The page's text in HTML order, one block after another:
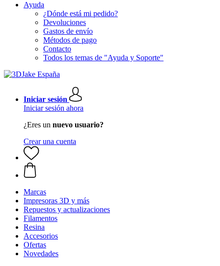
Ayuda
¿Dónde está mi pedido?
Devoluciones
Gastos de envío
Métodos de pago
Contacto
Todos los temas de "Ayuda y Soporte"
Iniciar sesión
Iniciar sesión ahora
¿Eres un nuevo usuario?
Crear una cuenta
Marcas
Impresoras 3D y más
Repuestos y actualizaciones
Filamentos
Resina
Accesorios
Ofertas
Novedades